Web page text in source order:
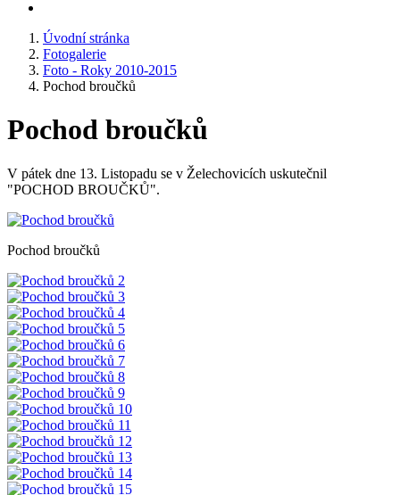
Úvodní stránka
Fotogalerie
Foto - Roky 2010-2015
Pochod broučků
Pochod broučků
V pátek dne 13. Listopadu se v Želechovicích uskutečnil
"POCHOD BROUČKŮ".
Pochod broučků